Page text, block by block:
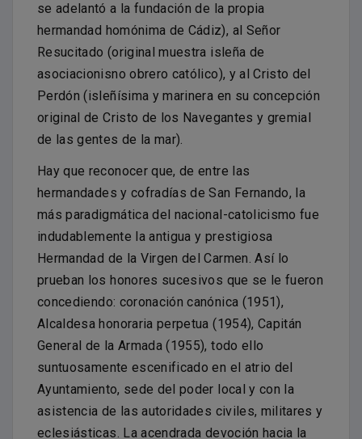
se adelantó a la fundación de la propia
hermandad homónima de Cádiz), al Señor
Resucitado (original muestra isleña de
asociacionisno obrero católico), y al Cristo del
Perdón (isleñísima y marinera en su concepción
original de Cristo de los Navegantes y gremial
de las gentes de la mar).
Hay que reconocer que, de entre las
hermandades y cofradías de San Fernando, la
más paradigmática del nacional-catolicismo fue
indudablemente la antigua y prestigiosa
Hermandad de la Virgen del Carmen. Así lo
prueban los honores sucesivos que se le fueron
concediendo: coronación canónica (1951),
Alcaldesa honoraria perpetua (1954), Capitán
General de la Armada (1955), todo ello
suntuosamente escenificado en el atrio del
Ayuntamiento, sede del poder local y con la
asistencia de las autoridades civiles, militares y
eclesiásticas. La acendrada devoción hacia la